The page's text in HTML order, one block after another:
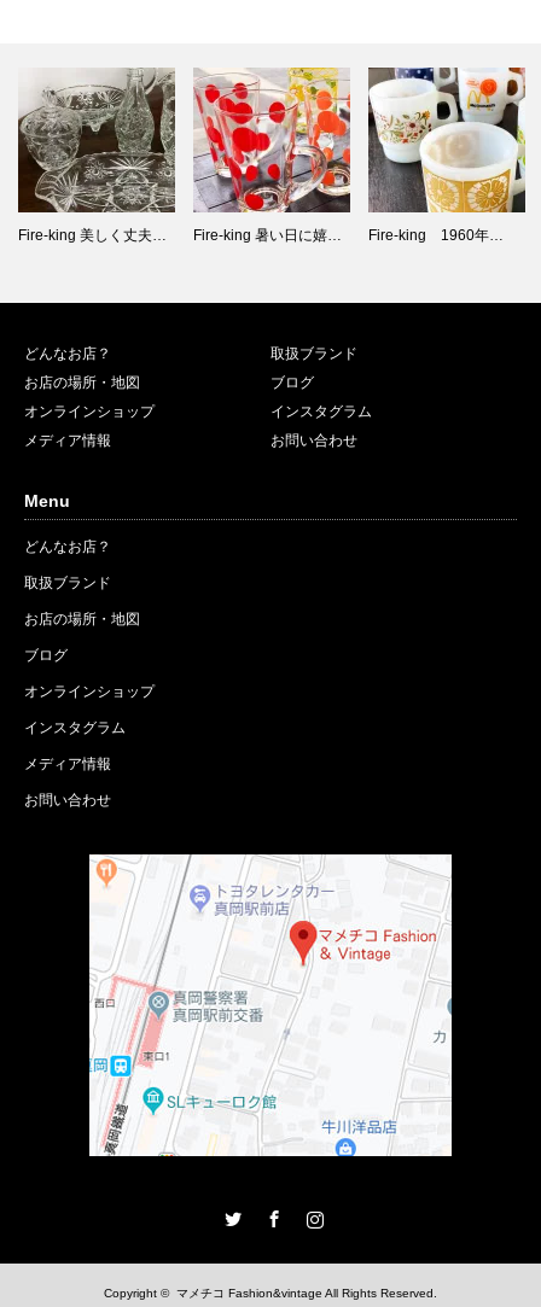
Fire-king 暑い日に嬉… Fire-king 1960年… Fire-king1950年代…
どんなお店？
取扱ブランド
お店の場所・地図
ブログ
オンラインショップ
インスタグラム
メディア情報
お問い合わせ
Menu
どんなお店？
取扱ブランド
お店の場所・地図
ブログ
オンラインショップ
インスタグラム
メディア情報
お問い合わせ
Copyright © マメチコ Fashion&vintage All Rights Reserved.